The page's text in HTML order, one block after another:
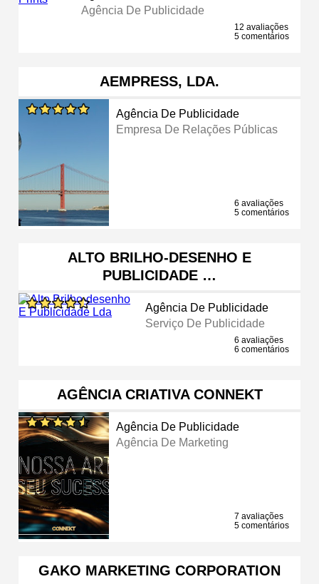
Agência De Publicidade
12 avaliações
5 comentários
AEMPRESS, LDA.
Agência De Publicidade
Empresa De Relações Públicas
6 avaliações
5 comentários
ALTO BRILHO-DESENHO E
PUBLICIDADE …
Agência De Publicidade
Serviço De Publicidade
6 avaliações
6 comentários
AGÊNCIA CRIATIVA CONNEKT
Agência De Publicidade
Agência De Marketing
7 avaliações
5 comentários
GAKO MARKETING CORPORATION